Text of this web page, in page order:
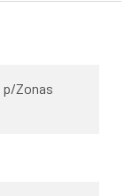
Zonas